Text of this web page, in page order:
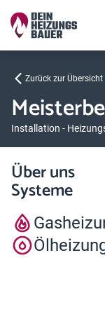
Zurück zur Übersicht
Installation -
Über uns
Systeme